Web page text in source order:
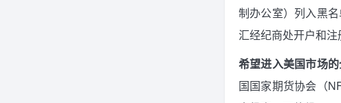
制办公室）列入黑
汇经纪商处开户和注
希望进入美国市场
国国家期货协会（